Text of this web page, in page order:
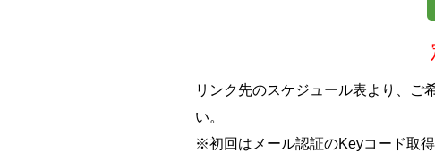
リンク先のスケジュール表より、ご
い。
※初回はメール認証のKeyコード取得